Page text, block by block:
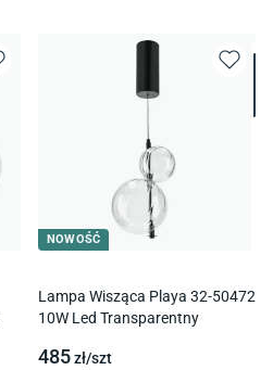
NOWOŚĆ
Lampa Wisząca Playa 32-50472
10W Led Transparentny
485zł/szt